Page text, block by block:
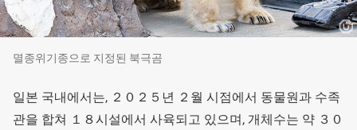
멸종위기종으로 지정된 북극곰
일본 국내에서는, ２０２５년 ２월 시점에서 동물원과 수족
관을 합쳐 １８시설에서 사육되고 있으며, 개체수는 약 ３０